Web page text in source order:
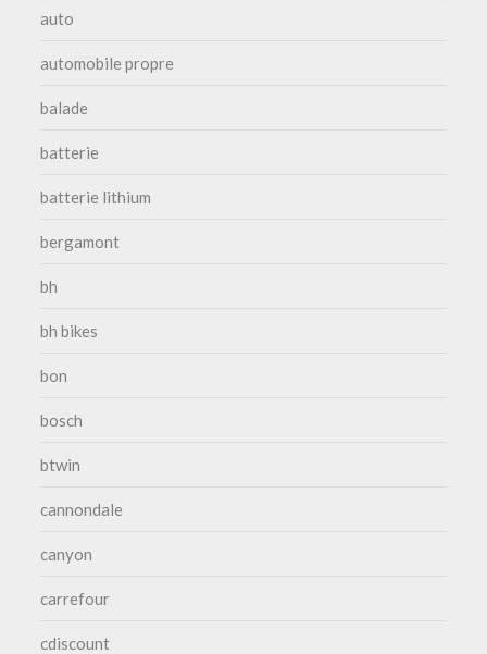
auto
automobile propre
balade
batterie
batterie lithium
bergamont
bh
bh bikes
bon
bosch
btwin
cannondale
canyon
carrefour
cdiscount